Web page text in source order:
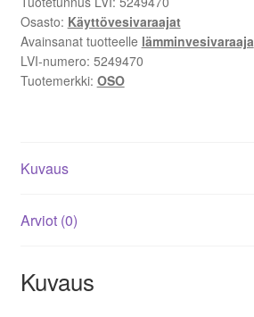
1x230V
määrä
Osasto: Käyttövesivaraajat
Avainsanat tuotteelle lämminvesivaraaja
LVI-numero: 5249470
Tuotemerkki: OSO
Kuvaus
Arviot (0)
Kuvaus